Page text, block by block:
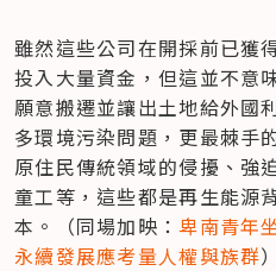
雖然這些公司在開採前已獲
投入大量資金，但這並不意
願意搬遷並讓出土地給外國
多環境污染問題，更最棘手
原住民傳統領域的侵擾、強
童工等，這些都是再生能源
本。（同場加映：卑南青年
永續發展應考量人權與族群）